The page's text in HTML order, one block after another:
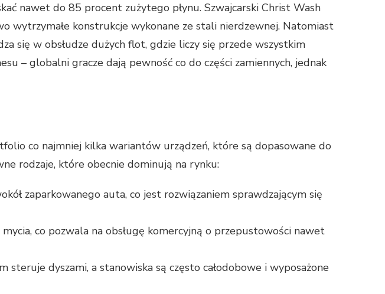
nawet do 85 procent zużytego płynu. Szwajcarski Christ Wash
wytrzymałe konstrukcje wykonane ze stali nierdzewnej. Natomiast
się w obsłudze dużych flot, gdzie liczy się przede wszystkim
– globalni gracze dają pewność co do części zamiennych, jednak
co najmniej kilka wariantów urządzeń, które są dopasowane do
rodzaje, które obecnie dominują na rynku:
zaparkowanego auta, co jest rozwiązaniem sprawdzającym się
co pozwala na obsługę komercyjną o przepustowości nawet
dyszami, a stanowiska są często całodobowe i wyposażone